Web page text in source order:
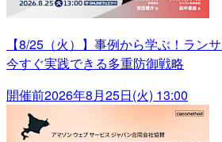
【8/25（火）】事例から学ぶ！ラン
今すぐ実践できる多重防御戦略
開催前2026年8月25日(火) 13:00